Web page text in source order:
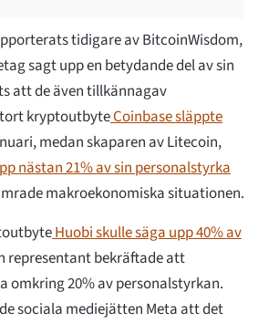
tidigare av BitcoinWisdom,
sagt upp en betydande del av sin
att de även tillkännagav
kryptoutbyteCoinbase släppte
medan skaparen av Litecoin,
nästan 21% av sin personalstyrka
makroekonomiska situationen.
Huobi skulle säga upp 40% av
representant bekräftade att
omkring 20% av personalstyrkan.
sociala mediejätten Meta att det